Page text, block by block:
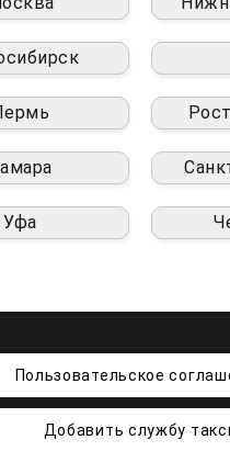
Уфа
Пользовательское
Добавить службу